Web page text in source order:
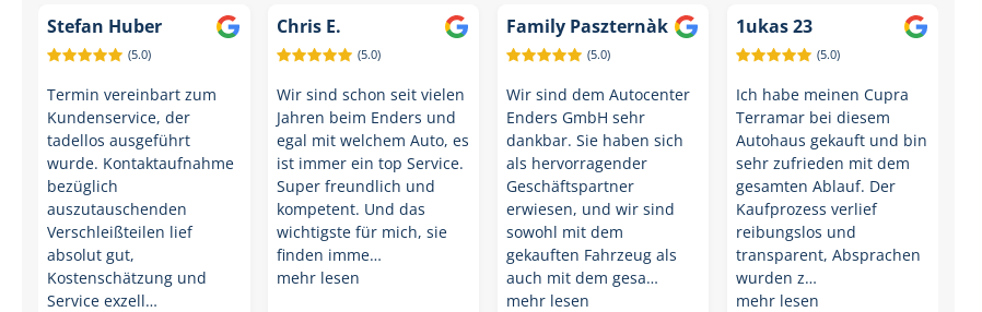
Stefan Huber
(5.0)
Termin vereinbart zum
Kundenservice, der
tadellos ausgeführt
wurde. Kontaktaufnahme
bezüglich
auszutauschenden
Verschleißteilen lief
absolut gut,
Kostenschätzung und
Service exzell…
Chris E.
(5.0)
Wir sind schon seit vielen
Jahren beim Enders und
egal mit welchem Auto, es
ist immer ein top Service.
Super freundlich und
kompetent. Und das
wichtigste für mich, sie
finden imme…
mehr lesen
Family Paszternàk
(5.0)
Wir sind dem Autocenter
Enders GmbH sehr
dankbar. Sie haben sich
als hervorragender
Geschäftspartner
erwiesen, und wir sind
sowohl mit dem
gekauften Fahrzeug als
auch mit dem gesa…
mehr lesen
1ukas 23
(5.0)
Ich habe meinen Cupra
Terramar bei diesem
Autohaus gekauft und bin
sehr zufrieden mit dem
gesamten Ablauf. Der
Kaufprozess verlief
reibungslos und
transparent, Absprachen
wurden z…
mehr lesen